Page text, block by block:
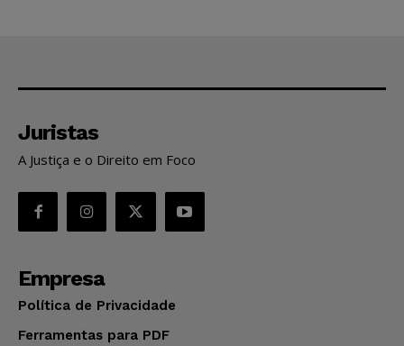
Juristas
A Justiça e o Direito em Foco
Empresa
Política de Privacidade
Ferramentas para PDF